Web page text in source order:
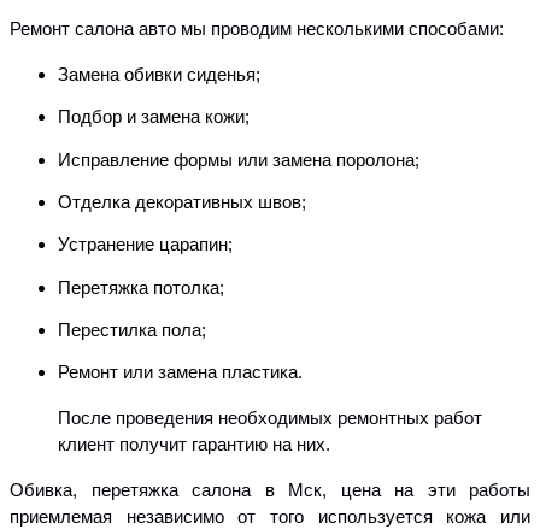
Ремонт салона авто мы проводим несколькими способами:
Замена обивки сиденья;
Подбор и замена кожи;
Исправление формы или замена поролона;
Отделка декоративных швов;
Устранение царапин;
Перетяжка потолка;
Перестилка пола;
Ремонт или замена пластика.
После проведения необходимых ремонтных работ
клиент получит гарантию на них.
Обивка, перетяжка салона в Мск, цена на эти работы
приемлемая независимо от того используется кожа или